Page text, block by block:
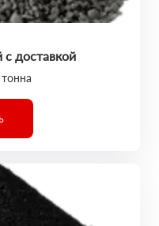
доставкой